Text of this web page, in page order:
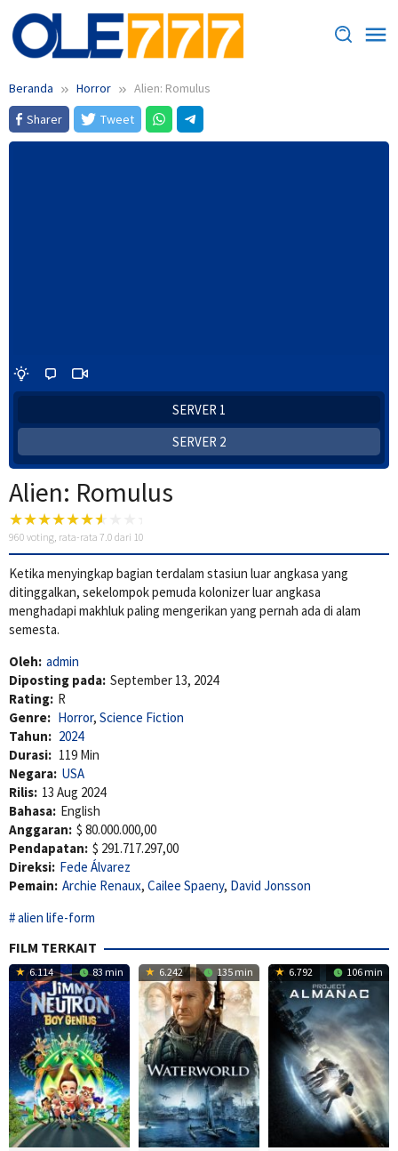
Loncat
ke
konten
Beranda Horror
Alien: Romulus
Sharer
Tweet
SERVER 1
SERVER 2
Alien: Romulus
960 voting, rata-rata 7.0 dari 10
Ketika menyingkap bagian terdalam stasiun luar angkasa yang
ditinggalkan, sekelompok pemuda kolonizer luar angkasa
menghadapi makhluk paling mengerikan yang pernah ada di alam
semesta.
Oleh: admin
Diposting pada: September 13, 2024
Rating: R
Genre: Horror, Science Fiction
Tahun: 2024
Durasi: 119 Min
Negara: USA
Rilis: 13 Aug 2024
Bahasa: English
Anggaran: $ 80.000.000,00
Pendapatan: $ 291.717.297,00
Direksi: Fede Álvarez
Pemain: Archie Renaux, Cailee Spaeny, David Jonsson
alien life-form
FILM TERKAIT
6.114 83 min 6.242 135 min 6.792 106 min